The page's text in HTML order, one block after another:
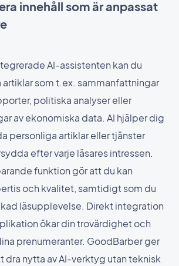
innehåll som är anpassat
AI-assistenten kan du
artiklar som t.ex. sammanfattningar
politiska analyser eller
av ekonomiska data. AI hjälper dig
personliga artiklar eller tjänster
efter varje läsares intressen.
funktion gör att du kan
och kvalitet, samtidigt som du
läsupplevelse. Direkt integration
ökar din trovärdighet och
prenumeranter. GoodBarber ger
dra nytta av AI-verktyg utan teknisk